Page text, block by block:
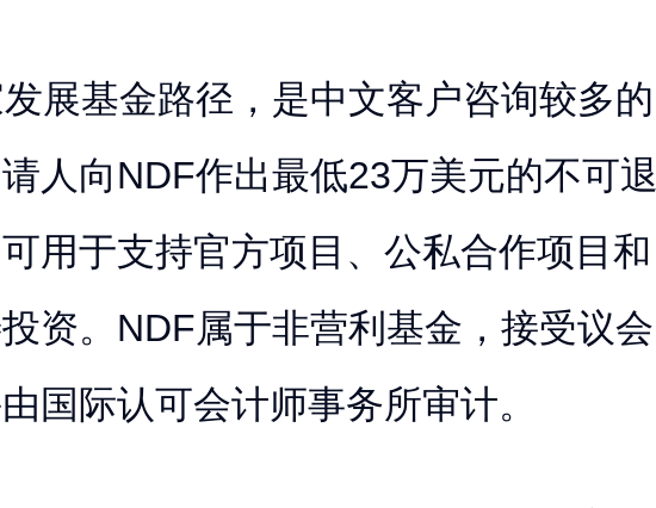
展基金路径，是中文客户咨询较多的
人向NDF作出最低23万美元的不可退
用于支持官方项目、公私合作项目和
资。NDF属于非营利基金，接受议会
国际认可会计师事务所审计。